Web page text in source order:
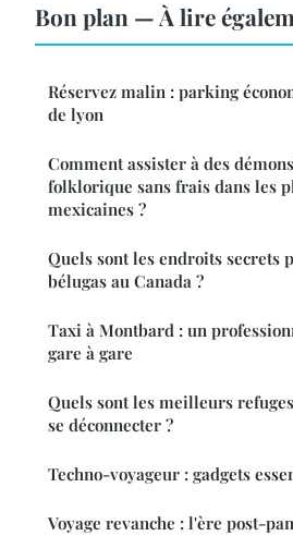
Bon plan — À lire
Réservez malin : parking
de lyon
Comment assister à des
folklorique sans frais dans les
mexicaines ?
Quels sont les endroits secrets
bélugas au Canada ?
Taxi à Montbard : un
gare à gare
Quels sont les meilleurs
se déconnecter ?
Techno-voyageur : gadgets
Voyage revanche : l'ère post-